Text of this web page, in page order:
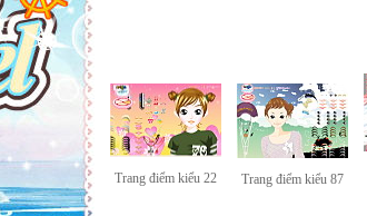
Trang điểm kiểu 22 Trang điểm kiểu 87